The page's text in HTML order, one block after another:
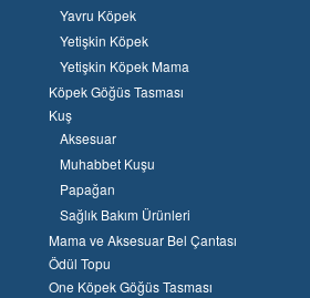
Yavru Köpek
Yetişkin Köpek
Yetişkin Köpek Mama
Köpek Göğüs Tasması
Kuş
Aksesuar
Muhabbet Kuşu
Papağan
Sağlık Bakım Ürünleri
Mama ve Aksesuar Bel Çantası
Ödül Topu
One Köpek Göğüs Tasması